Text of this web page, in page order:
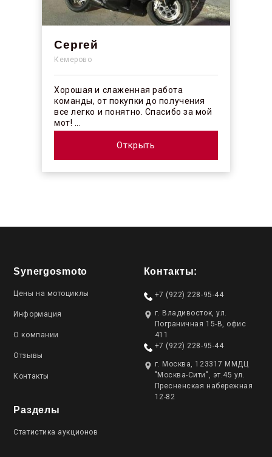
Сергей
Кемерово
Хорошая и слаженная работа
команды, от покупки до получения
все легко и понятно. Спасибо за мой
мот! ...
Открыть
Synergosmoto
Цены на мотоциклы
Информация
О компании
Отзывы
Контакты
Разделы
Статистика аукционов
Контакты:
+7 (922) 228-95-44
г. Владивосток, ул.
Пограничная 15-В, офис
411
+7 (922) 228-95-44
г. Москва, 123317 ММДЦ
"Москва-Сити", эт.45 ул.
Пресненская набережная
12-82